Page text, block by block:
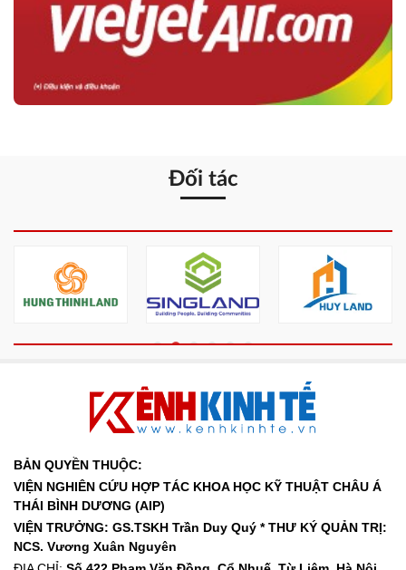
Đối tác
BẢN QUYỀN THUỘC:
VIỆN NGHIÊN CỨU HỢP TÁC KHOA HỌC KỸ THUẬT CHÂU Á
THÁI BÌNH DƯƠNG (AIP)
VIỆN TRƯỞNG: GS.TSKH Trần Duy Quý *THƯ KÝ QUẢN TRỊ:
NCS. Vương Xuân Nguyên